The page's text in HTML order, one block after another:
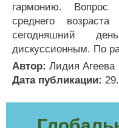
гармонию. Вопрос
среднего
сегодняшний
дискуссионным. По
Автор: Лидия Агеева
Дата публикации: